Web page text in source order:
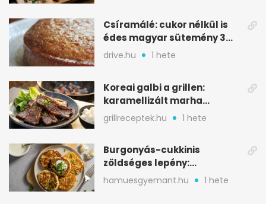
Csíramálé: cukor nélkül is
édes magyar sütemény 3
alapanyagból
drive.hu 1 hete
Koreai galbi a grillen:
karamellizált marha
rövidborda gyorsan
grillreceptek.hu 1 hete
Burgonyás-cukkinis
zöldséges lepény:
aranybarna, szaftos, hús
nélkül is
hamuesgyemant.hu 1 hete